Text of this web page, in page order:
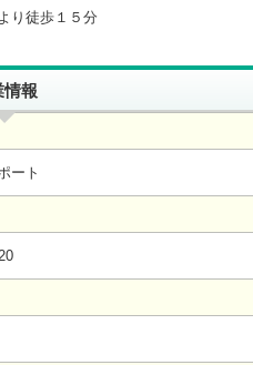
り徒歩１５分
情報
ート